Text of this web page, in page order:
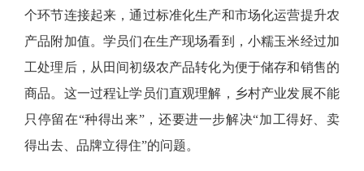
个环节连接起来，通过标准化生产和市场化运营提升农
产品附加值。学员们在生产现场看到，小糯玉米经过加
工处理后，从田间初级农产品转化为便于储存和销售的
商品。这一过程让学员们直观理解，乡村产业发展不能
只停留在“种得出来”，还要进一步解决“加工得好、卖
得出去、品牌立得住”的问题。